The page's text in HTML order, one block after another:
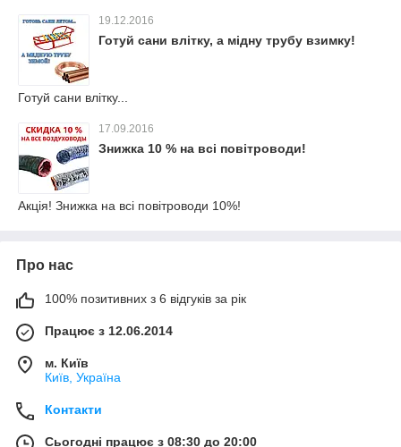
19.12.2016
Готуй сани влітку, а мідну трубу взимку!
Готуй сани влітку...
17.09.2016
Знижка 10 % на всі повітроводи!
Акція! Знижка на всі повітроводи 10%!
Про нас
100% позитивних з 6 відгуків за рік
Працює з 12.06.2014
м. Київ
Київ, Україна
Контакти
Сьогодні працює з 08:30 до 20:00